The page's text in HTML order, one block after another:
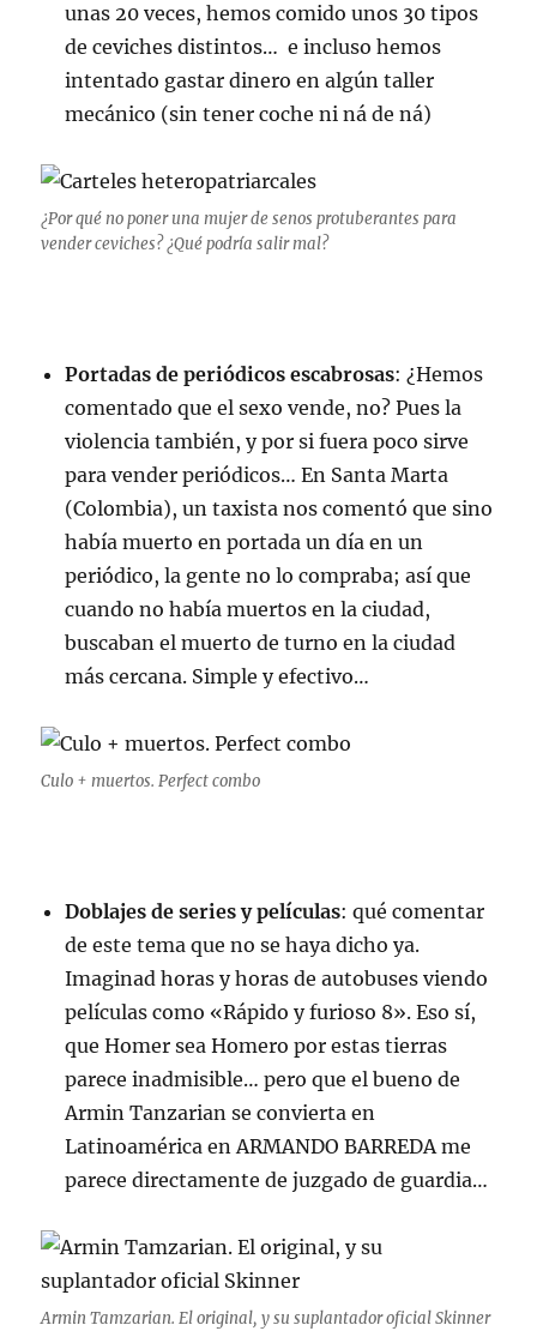
unas 20 veces, hemos comido unos 30 tipos
de ceviches distintos… e incluso hemos
intentado gastar dinero en algún taller
mecánico (sin tener coche ni ná de ná)
¿Por qué no poner una mujer de senos protuberantes para
vender ceviches? ¿Qué podría salir mal?
Portadas de periódicos escabrosas: ¿Hemos
comentado que el sexo vende, no? Pues la
violencia también, y por si fuera poco sirve
para vender periódicos… En Santa Marta
(Colombia), un taxista nos comentó que sino
había muerto en portada un día en un
periódico, la gente no lo compraba; así que
cuando no había muertos en la ciudad,
buscaban el muerto de turno en la ciudad
más cercana. Simple y efectivo…
Culo + muertos. Perfect combo
Doblajes de series y películas: qué comentar
de este tema que no se haya dicho ya.
Imaginad horas y horas de autobuses viendo
películas como «Rápido y furioso 8». Eso sí,
que Homer sea Homero por estas tierras
parece inadmisible… pero que el bueno de
Armin Tanzarian se convierta en
Latinoamérica en ARMANDO BARREDA me
parece directamente de juzgado de guardia…
Armin Tamzarian. El original, y su suplantador oficial Skinner